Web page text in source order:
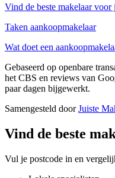
Vind de beste makelaar
Taken aankoopmakelaar
Wat doet een
Gebaseerd op openbare
het CBS en reviews van
paar dagen bijgewerkt.
Samengesteld doorJuiste
Vind de beste
Vul je postcode in en